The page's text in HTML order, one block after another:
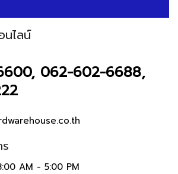
นไลน์
062-602-6688,
AM - 5:00 PM